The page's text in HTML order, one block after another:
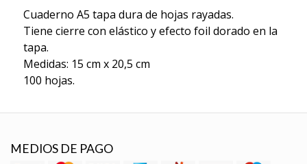
Cuaderno A5 tapa dura de hojas rayadas.
Tiene cierre con elástico y efecto foil dorado en la
tapa.
Medidas: 15 cm x 20,5 cm
100 hojas.
MEDIOS DE PAGO